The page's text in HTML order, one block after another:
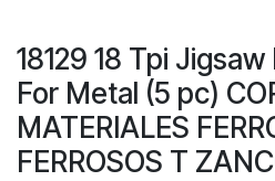
18129 18 Tpi
For Metal (5 pc)
MATERIALES
FERROSOS T